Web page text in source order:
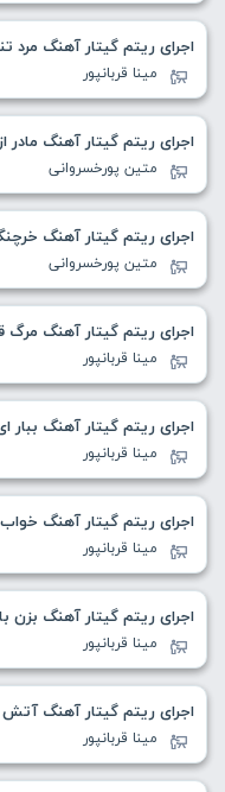
اجرای ریتم گیتار آهنگ
مینا قربانپور
اجرای ریتم گیتار آهنگ مادر
متین پورخسروانی
اجرای ریتم گیتار آهنگ
متین پورخسروانی
اجرای ریتم گیتار آهنگ مرگ
مینا قربانپور
اجرای ریتم گیتار آهنگ ببار
مینا قربانپور
اجرای ریتم گیتار آهنگ
مینا قربانپور
اجرای ریتم گیتار آهنگ
مینا قربانپور
اجرای ریتم گیتار آهنگ
مینا قربانپور